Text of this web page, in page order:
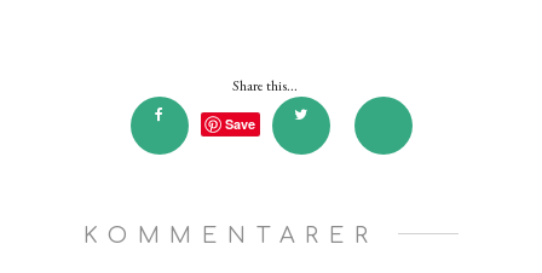
Share this...
Save
KOMMENTARER